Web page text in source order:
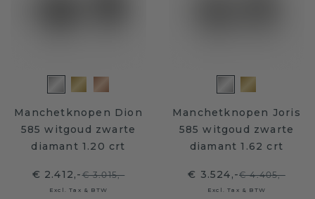
Manchetknopen Dion
585 witgoud zwarte
diamant 1.20 crt
€ 2.412,-€ 3.015,-
Excl. Tax & BTW
Manchetknopen Joris
585 witgoud zwarte
diamant 1.62 crt
€ 3.524,-€ 4.405,-
Excl. Tax & BTW